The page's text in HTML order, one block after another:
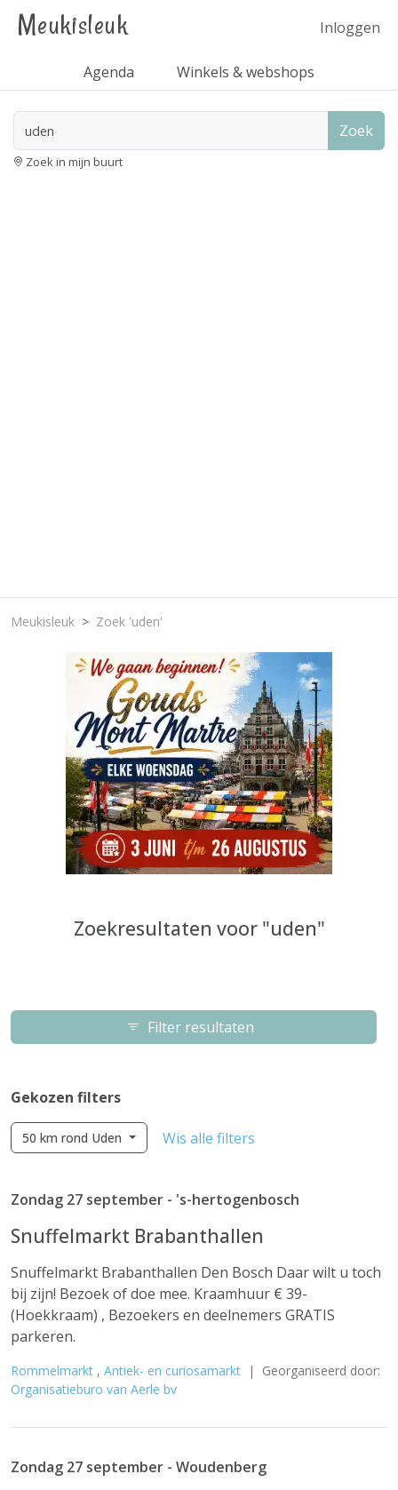
Meukisleuk Inloggen
Agenda Winkels & webshops
Zoek
Zoek in mijn buurt
Meukisleuk Zoek 'uden'
Zoekresultaten voor "uden"
Filter resultaten
Gekozen filters
50 km rond Uden Wis alle filters
Zondag 27 september - 's-hertogenbosch
Snuffelmarkt Brabanthallen
Snuffelmarkt Brabanthallen Den Bosch Daar wilt u toch
bij zijn! Bezoek of doe mee. Kraamhuur € 39-
(Hoekkraam) , Bezoekers en deelnemers GRATIS
parkeren.
Rommelmarkt , Antiek- en curiosamarkt | Georganiseerd door:
Organisatieburo van Aerle bv
Zondag 27 september - Woudenberg